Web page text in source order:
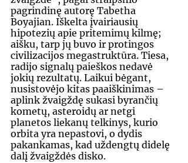
pagrindinę autorę Tabetha
Boyajian. Iškelta įvairiausių
hipotezių apie pritemimų kilmę;
aišku, tarp jų buvo ir protingos
civilizacijos megastruktūra. Tiesa,
radijo signalų paieškos nedavė
jokių rezultatų. Laikui bėgant,
nusistovėjo kitas paaiškinimas –
aplink žvaigždę sukasi byrančių
kometų, asteroidų ar netgi
planetos liekanų telkinys, kurio
orbita yra nepastovi, o dydis
pakankamas, kad uždengtų didelę
dalį žvaigždės disko.